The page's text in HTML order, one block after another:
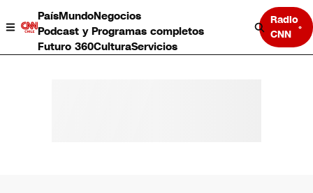
PaísMundoNegocios
Podcast y Programas completos
Futuro 360CulturaServicios
Radio
CNN